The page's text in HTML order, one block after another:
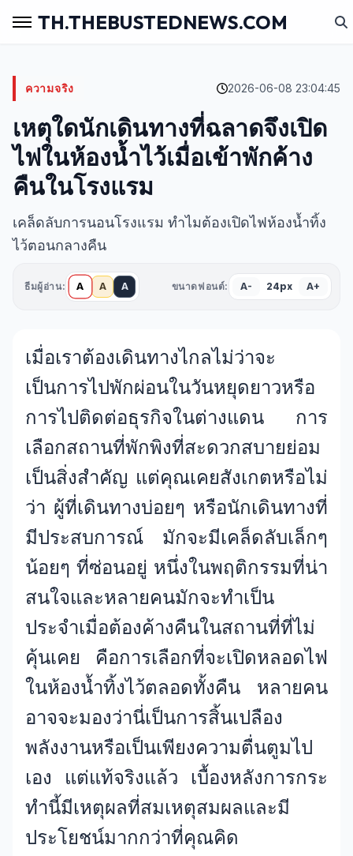
TH.THEBUSTEDNEWS.COM
ความจริง 2026-06-08 23:04:45
เหตุใดนักเดินทางที่ฉลาดจึงเปิด
ไฟในห้องน้ำไว้เมื่อเข้าพักค้าง
คืนในโรงแรม
เคล็ดลับการนอนโรงแรม ทำไมต้องเปิดไฟห้องน้ำทิ้ง
ไว้ตอนกลางคืน
ธีมผู้อ่าน: A A A ขนาดฟอนต์: A- 24px A+
เมื่อเราต้องเดินทางไกลไม่ว่าจะ
เป็นการไปพักผ่อนในวันหยุดยาวหรือ
การไปติดต่อธุรกิจในต่างแดน การ
เลือกสถานที่พักพิงที่สะดวกสบายย่อม
เป็นสิ่งสำคัญ แต่คุณเคยสังเกตหรือไม่
ว่า ผู้ที่เดินทางบ่อยๆ หรือนักเดินทางที่
มีประสบการณ์ มักจะมีเคล็ดลับเล็กๆ
น้อยๆ ที่ซ่อนอยู่ หนึ่งในพฤติกรรมที่น่า
สนใจและหลายคนมักจะทำเป็น
ประจำเมื่อต้องค้างคืนในสถานที่ที่ไม่
คุ้นเคย คือการเลือกที่จะเปิดหลอดไฟ
ในห้องน้ำทิ้งไว้ตลอดทั้งคืน หลายคน
อาจจะมองว่านี่เป็นการสิ้นเปลือง
พลังงานหรือเป็นเพียงความตื่นตูมไป
เอง แต่แท้จริงแล้ว เบื้องหลังการกระ
ทำนี้มีเหตุผลที่สมเหตุสมผลและมี
ประโยชน์มากกว่าที่คุณคิด